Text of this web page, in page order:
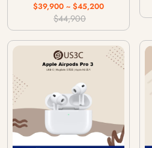
$39,900 ~ $45,200
$44,900